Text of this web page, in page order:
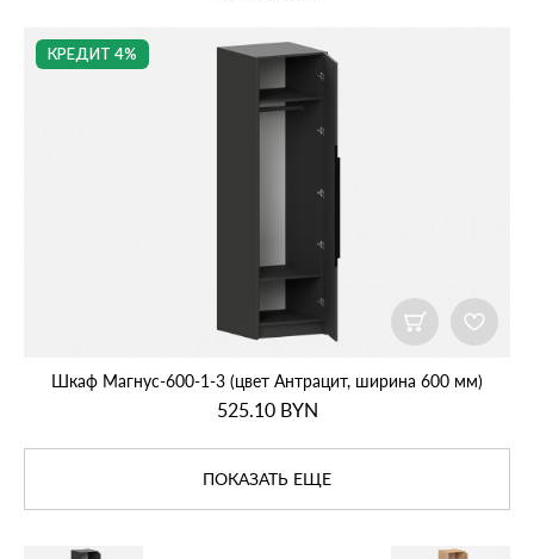
КРЕДИТ 4%
Шкаф Магнус‑600‑1‑3 (цвет Антрацит, ширина 600 мм)
525.10BYN
ПОКАЗАТЬ ЕЩЕ